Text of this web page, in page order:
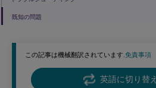
この記事は機械翻訳されています.免責事項
英語に切り替え
既知の問題